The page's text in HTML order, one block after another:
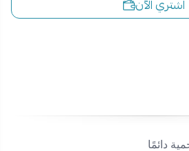
اشتري الآن
دائمًا